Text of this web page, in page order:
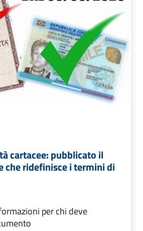
cartacee: pubblicato il
che ridefinisce i termini di
per chi deve